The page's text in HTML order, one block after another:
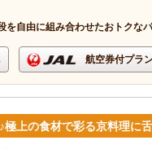
を自由に組み合わせたおトクな
航空券付プラ
上の食材で彩る京料理に